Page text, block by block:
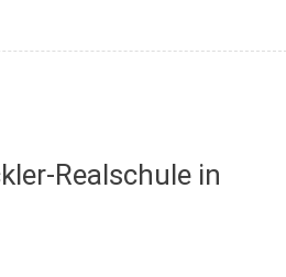
Realschule in